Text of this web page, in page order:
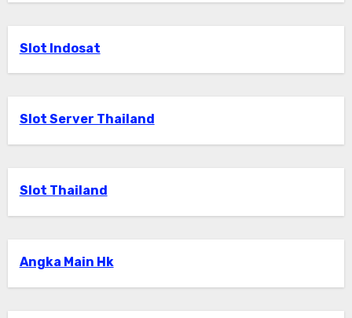
Slot Indosat
Slot Server Thailand
Slot Thailand
Angka Main Hk